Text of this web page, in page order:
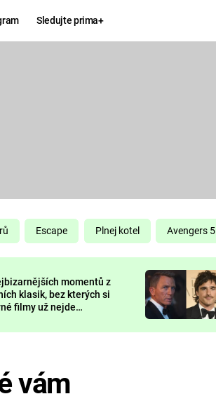
Sledujte prima+
KOMEDIE
CHUCK
NORRIS
DEADPOOL
Escape Plnej kotel Avengers 5
momentů z
klasik, bez kterých si
filmy už nejde
vám